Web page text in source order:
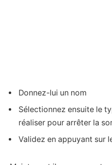
Donnez-lui un nom
Sélectionnez ensuite le
réaliser pour arrêter la
Validez en appuyant sur